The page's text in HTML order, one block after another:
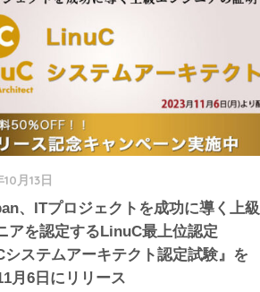
月13日
、ITプロジェクトを成功に導く上級
アを認定するLinuC最上位認定
システムアーキテクト認定試験』を
月6日にリリース